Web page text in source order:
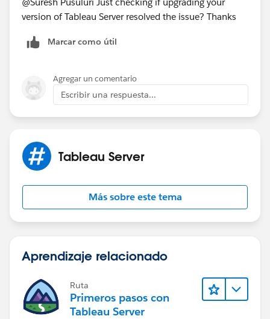
version of Tableau Server resolved the issue? Thanks
Marcar como útil
Agregar un comentario
Escribir una respuesta...
Tableau Server
Más sobre este tema
Aprendizaje relacionado
Ruta
Primeros pasos con
Tableau Server